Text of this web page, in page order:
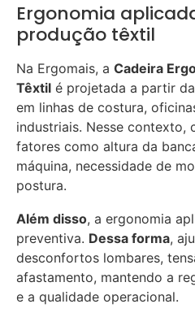
Ergonomia
produção têxtil
Na Ergomais, a Cadeira
Têxtil é projetada a partir
em linhas de costura,
industriais. Nesse contexto,
fatores como altura da
máquina, necessidade de
postura.
Além disso, a ergonomia
preventiva. Dessa forma,
desconfortos lombares,
afastamento, mantendo a
e a qualidade operacional.